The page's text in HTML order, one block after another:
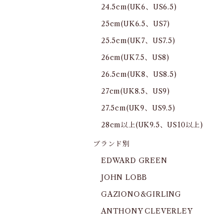
24.5cm(UK6、US6.5)
25cm(UK6.5、US7)
25.5cm(UK7、US7.5)
26cm(UK7.5、US8)
26.5cm(UK8、US8.5)
27cm(UK8.5、US9)
27.5cm(UK9、US9.5)
28cm以上(UK9.5、US10以上)
ブランド別
EDWARD GREEN
JOHN LOBB
GAZIONO&GIRLING
ANTHONY CLEVERLEY